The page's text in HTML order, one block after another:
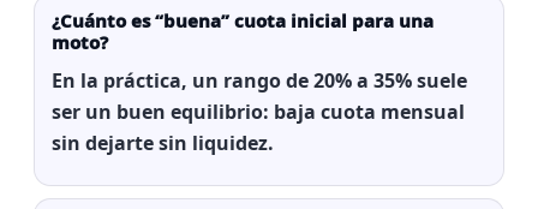
¿Cuánto es “buena” cuota inicial para una
moto?
En la práctica, un rango de20% a 35%suele
ser un buen equilibrio: baja cuota mensual
sin dejarte sin liquidez.